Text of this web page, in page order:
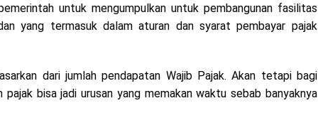
untuk mengumpulkan untuk pembangunan fasilitas
yang termasuk dalam aturan dan syarat pembayar pajak
dari jumlah pendapatan Wajib Pajak. Akan tetapi bagi
bisa jadi urusan yang memakan waktu sebab banyaknya